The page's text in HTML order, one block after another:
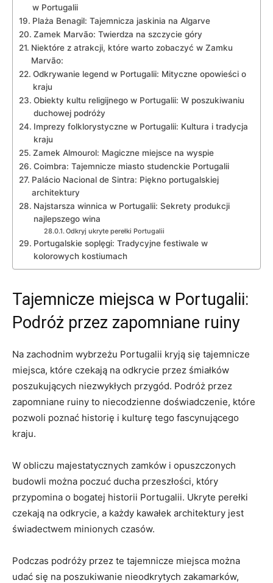
w Portugalii
Plaża Benagil:⁤ Tajemnicza ‌jaskinia na Algarve
Zamek Marvão: Twierdza na szczycie góry
Niektóre z atrakcji, które warto zobaczyć⁤ w Zamku
Marvão:
Odkrywanie legend​ w‌ Portugalii: Mityczne opowieści o
​kraju
Obiekty kultu religijnego w Portugalii: W ⁢poszukiwaniu
duchowej podróży
Imprezy⁢ folklorystyczne w‍ Portugalii:​ Kultura i tradycja
kraju
Zamek Almourol: Magiczne miejsce na wyspie
Coimbra: Tajemnicze miasto studenckie Portugalii
Palácio Nacional de Sintra: Piękno portugalskiej
architektury
Najstarsza winnica w Portugalii: Sekrety produkcji
najlepszego wina
Odkryj ukryte perełki Portugalii
Portugalskie soplęgi: Tradycyjne festiwale w
kolorowych kostiumach
Tajemnicze miejsca w Portugalii:
Podróż przez zapomniane‍ ruiny
Na zachodnim wybrzeżu Portugalii kryją się tajemnicze
miejsca, które czekają na odkrycie przez śmiałków
poszukujących niezwykłych przygód. Podróż przez
zapomniane ruiny to ⁣niecodzienne doświadczenie, które
pozwoli poznać historię i kulturę tego fascynującego
kraju.
W obliczu majestatycznych zamków i opuszczonych
budowli można poczuć ducha przeszłości, który
przypomina o bogatej historii Portugalii. Ukryte perełki
czekają na odkrycie, a każdy kawałek architektury jest
świadectwem minionych czasów.
Podczas podróży przez te tajemnicze ⁤miejsca można
udać się na poszukiwanie nieodkrytych zakamarków,